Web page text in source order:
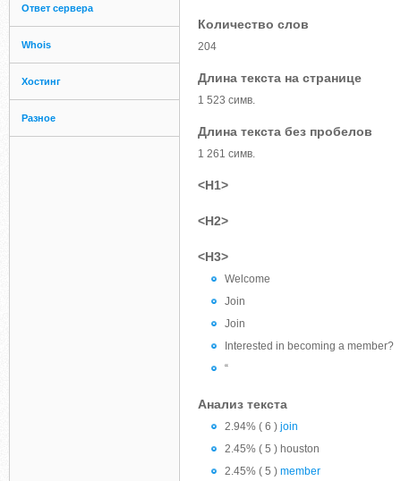
Ответ сервера
Whois
Хостинг
Разное
Количество слов
204
Длина текста на странице
1 523 симв.
Длина текста без пробелов
1 261 симв.
<H1>
<H2>
<H3>
Welcome
Join
Join
Interested in becoming a member?
“
Анализ текста
2.94% ( 6 ) join
2.45% ( 5 ) houston
2.45% ( 5 ) member